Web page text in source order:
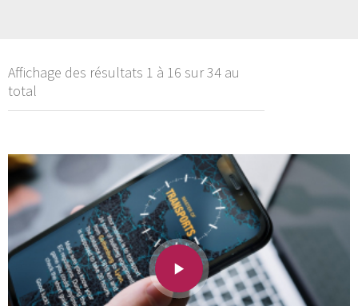
Affichage des résultats 1 à 16 sur 34 au
total